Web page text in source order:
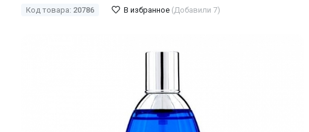
Код товара: 20786 В избранное (Добавили 7)